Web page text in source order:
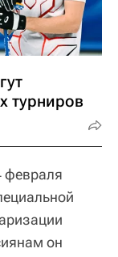
турниров
февраля
он